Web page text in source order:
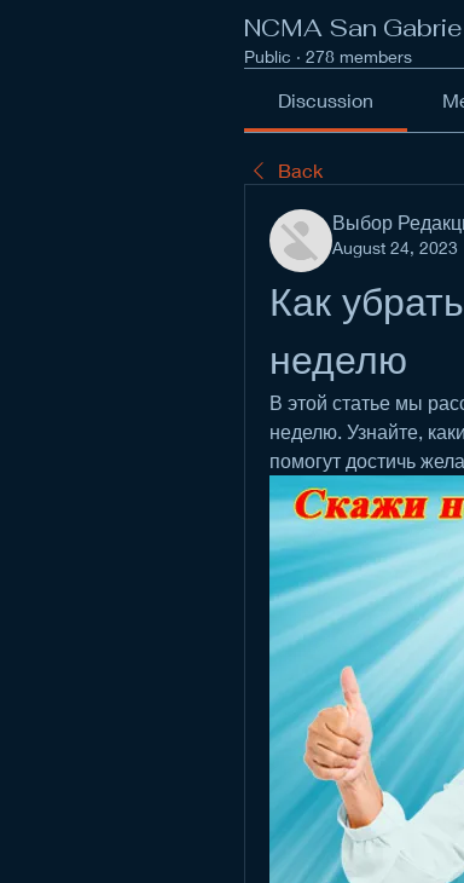
NCMA San
Public · 278 members
Discussion
Back
Выбор
August 24, 2023
Как
неделю
В этой статье мы
неделю. Узнайте,
помогут достичь